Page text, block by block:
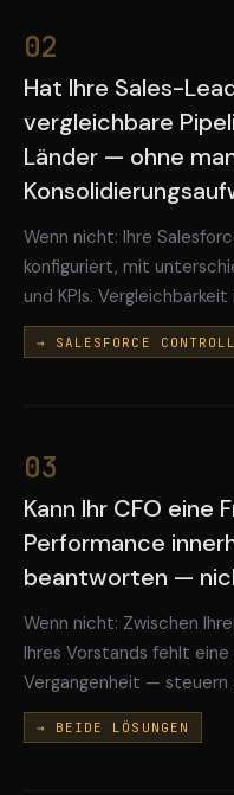
02
Hat Ihre Sales-
vergleichbare
Länder — ohne
Wenn nicht: Ihre
konfiguriert, mit
und KPIs.
→ SALESFORCE
03
Kann Ihr CFO eine
Performance
beantworten —
Wenn nicht: Zwischen
Ihres Vorstands fehlt
Vergangenheit —
→ BEIDE LÖSUNGEN